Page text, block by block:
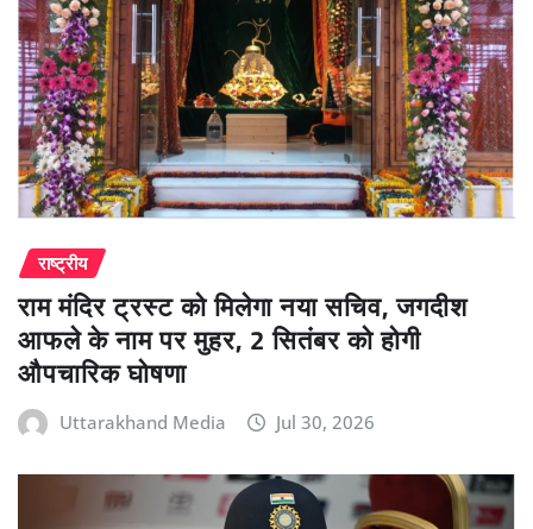
राष्ट्रीय
राम मंदिर ट्रस्ट को मिलेगा नया सचिव, जगदीश
आफले के नाम पर मुहर, 2 सितंबर को होगी
औपचारिक घोषणा
Uttarakhand Media Jul 30, 2026